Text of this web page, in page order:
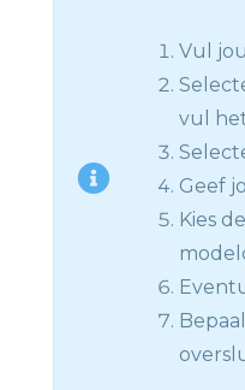
Vul
vul
Geef
Kies